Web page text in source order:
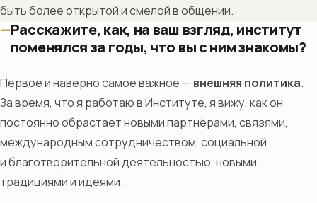
быть более открытой и смелой в общении.
Расскажите, как, на ваш взгляд, институт
поменялся за годы, что вы с ним знакомы?
Первое и наверно самое важное — внешняя политика.
За время, что я работаю в Институте, я вижу, как он
постоянно обрастает новыми партнёрами, связями,
международным сотрудничеством, социальной
и благотворительной деятельностью, новыми
традициями и идеями.